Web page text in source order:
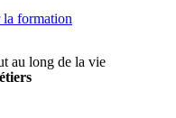
formation
au long de la vie